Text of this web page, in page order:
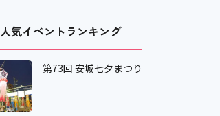
人気イベントランキング
第73回 安城七夕まつり